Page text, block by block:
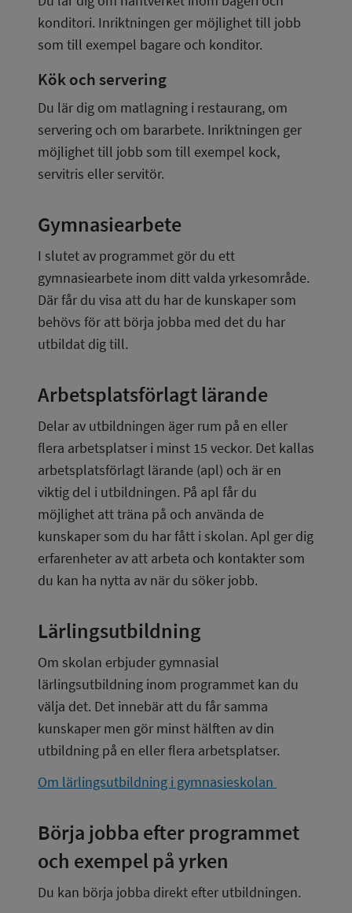
konditori. Inriktningen ger möjlighet till jobb
som till exempel bagare och konditor.
Kök och servering
Du lär dig om matlagning i restaurang, om
servering och om bararbete. Inriktningen ger
möjlighet till jobb som till exempel kock,
servitris eller servitör.
Gymnasiearbete
I slutet av programmet gör du ett
gymnasiearbete inom ditt valda yrkesområde.
Där får du visa att du har de kunskaper som
behövs för att börja jobba med det du har
utbildat dig till.
Arbetsplatsförlagt lärande
Delar av utbildningen äger rum på en eller
flera arbetsplatser i minst 15 veckor. Det kallas
arbetsplatsförlagt lärande (apl) och är en
viktig del i utbildningen. På apl får du
möjlighet att träna på och använda de
kunskaper som du har fått i skolan. Apl ger dig
erfarenheter av att arbeta och kontakter som
du kan ha nytta av när du söker jobb.
Lärlingsutbildning
Om skolan erbjuder gymnasial
lärlingsutbildning inom programmet kan du
välja det. Det innebär att du får samma
kunskaper men gör minst hälften av din
utbildning på en eller flera arbetsplatser.
Om lärlingsutbildning i gymnasieskolan
Börja jobba efter programmet
och exempel på yrken
Du kan börja jobba direkt efter utbildningen.